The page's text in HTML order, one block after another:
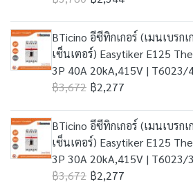
BTicino อีซีทิกเกอร์ (เมนเบรก
เซ็นเตอร์) Easytiker E125
3P 40A 20kA,415V | T6023/
฿3,672 ฿2,277
BTicino อีซีทิกเกอร์ (เมนเบรก
เซ็นเตอร์) Easytiker E125
3P 30A 20kA,415V | T6023/
฿3,672 ฿2,277